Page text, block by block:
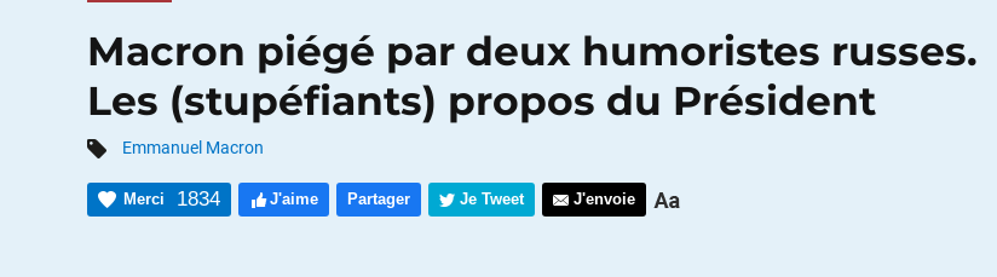
Macron piégé par deux humoristes russes.
Les (stupéfiants) propos du Président
Emmanuel Macron
Merci 1834 J'aime Partager Je Tweet J'envoie